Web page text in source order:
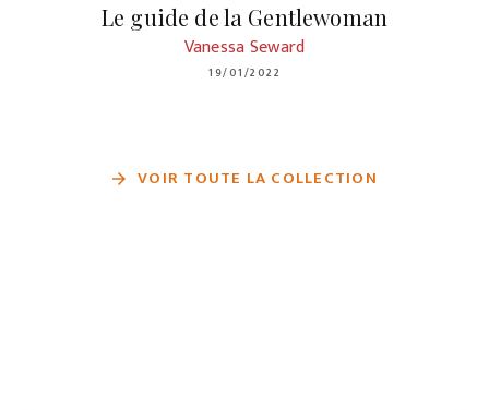
Le guide de la Gentlewoman
Vanessa Seward
19/01/2022
arrow_forward VOIR TOUTE LA COLLECTION